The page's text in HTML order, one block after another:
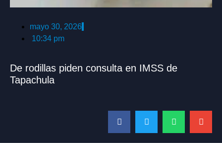
mayo 30, 2026
10:34 pm
De rodillas piden consulta en IMSS de
Tapachula